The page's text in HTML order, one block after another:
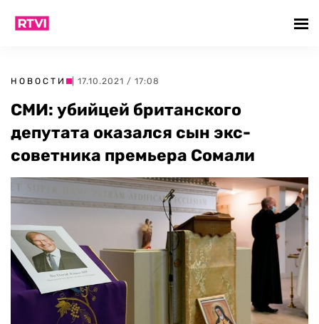
НОВОСТИ | 17.10.2021 / 17:08
СМИ: убийцей британского
депутата оказался сын экс-
советника премьера Сомали